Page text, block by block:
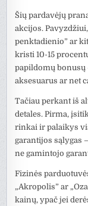
Šių pardavėjų
akcijos.
penktadienio” ar
kristi 10-15
papildomų bonusų
aksesuarus ar net
Tačiau perkant iš
detales. Pirma,
rinkai ir palaikys
garantijos sąlygas
ne gamintojo
Fizinės
„Akropolis” ar
kainų, ypač jei